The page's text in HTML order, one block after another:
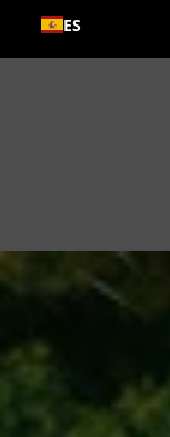
Ir al
contenido
ES